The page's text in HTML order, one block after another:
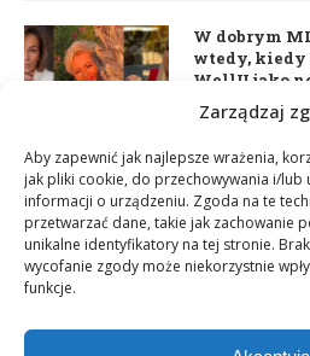
Zarządzaj
Aby zapewnić jak najlepsze wrażenia,
jak pliki cookie, do przechowywania i/lub
informacji o urządzeniu. Zgoda na te
przetwarzać dane, takie jak zachowanie
unikalne identyfikatory na tej stronie.
wycofanie zgody może niekorzystnie
funkcje.
W dobrym
wtedy, kiedy
WellU jako
lidera
Daria
17 kwietnia